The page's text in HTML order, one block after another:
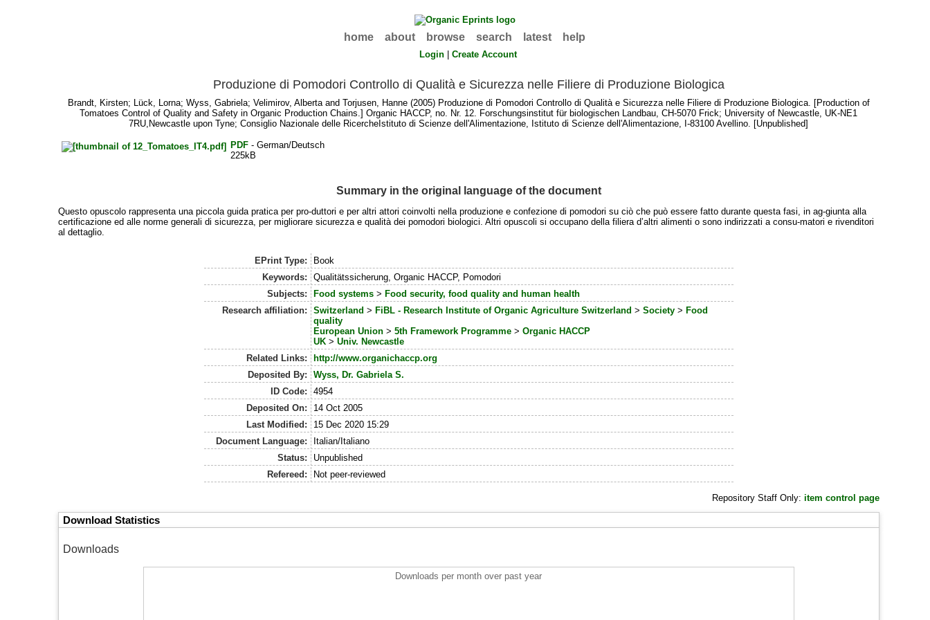
home about browse search latest help
Login |Create Account
Produzione di Pomodori Controllo di Qualità e Sicurezza nelle Filiere di Produzione Biologica
Brandt, Kirsten; Lück, Lorna; Wyss, Gabriela; Velimirov, Albertaand Torjusen, Hanne(2005) Produzione di Pomodori Controllo di Qualità e Sicurezza nelle Filiere di Produzione Biologica. [Production of
Tomatoes Control of Quality and Safety in Organic Production Chains.] Organic HACCP, no. Nr. 12. Forschungsinstitut für biologischen Landbau, CH-5070 Frick; University of Newcastle, UK-NE1
7RU,Newcastle upon Tyne; Consiglio Nazionale delle RicercheIstituto di Scienze dell'Alimentazione, Istituto di Scienze dell'Alimentazione, I-83100 Avellino. [Unpublished]
PDF- German/Deutsch
225kB
Summary in the original language of the document
Questo opuscolo rappresenta una piccola guida pratica per pro-duttori e per altri attori coinvolti nella produzione e confezione di pomodori su ciò che può essere fatto durante questa fasi, in ag-giunta alla
certificazione ed alle norme generali di sicurezza, per migliorare sicurezza e qualità dei pomodori biologici. Altri opuscoli si occupano della filiera d’altri alimenti o sono indirizzati a consu-matori e rivenditori
al dettaglio.
EPrint Type:
Book
Keywords:
Qualitätssicherung, Organic HACCP, Pomodori
Subjects:
Food systems > Food security, food quality and human health
Research affiliation:
Switzerland > FiBL - Research Institute of Organic Agriculture Switzerland >Society > Food
quality
European Union >5th Framework Programme >Organic HACCP
UK >Univ. Newcastle
Related Links:
http://www.organichaccp.org
Deposited By:
Wyss, Dr. Gabriela S.
ID Code:
4954
Deposited On:
14 Oct 2005
Last Modified:
15 Dec 2020 15:29
Document Language:
Italian/Italiano
Status:
Unpublished
Refereed:
Not peer-reviewed
Repository Staff Only: item control page
Download Statistics
Downloads
Downloads per month over past year